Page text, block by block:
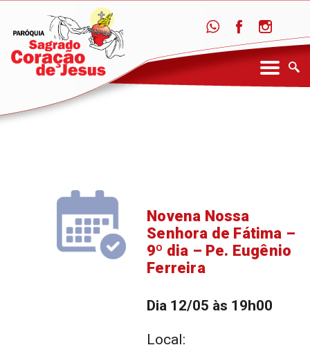
Novena Nossa
Senhora de Fátima –
9º dia – Pe. Eugênio
Ferreira
Dia 12/05 às 19h00
Local: